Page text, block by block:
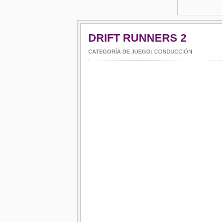
DRIFT RUNNERS 2
CATEGORÍA DE JUEGO: CONDUCCIÓN